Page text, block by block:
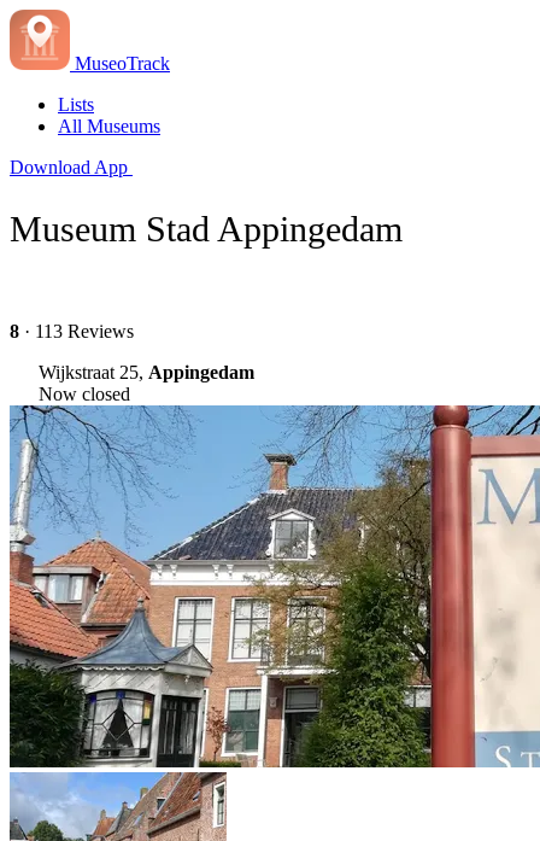
MuseoTrack
Lists
All Museums
Download App
Museum Stad Appingedam
8 · 113 Reviews
Wijkstraat 25, Appingedam
Now closed